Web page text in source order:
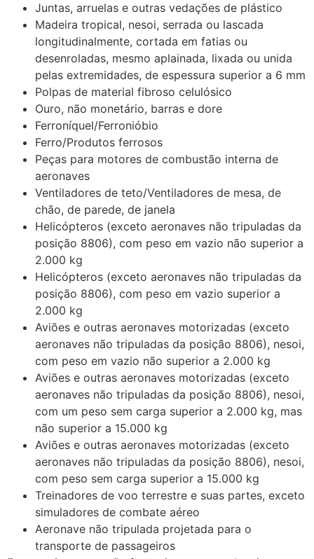
Juntas, arruelas e outras vedações de plástico
Madeira tropical, nesoi, serrada ou lascada
longitudinalmente, cortada em fatias ou
desenroladas, mesmo aplainada, lixada ou unida
pelas extremidades, de espessura superior a 6 mm
Polpas de material fibroso celulósico
Ouro, não monetário, barras e dore
Ferroníquel/Ferronióbio
Ferro/Produtos ferrosos
Peças para motores de combustão interna de
aeronaves
Ventiladores de teto/Ventiladores de mesa, de
chão, de parede, de janela
Helicópteros (exceto aeronaves não tripuladas da
posição 8806), com peso em vazio não superior a
2.000 kg
Helicópteros (exceto aeronaves não tripuladas da
posição 8806), com peso em vazio superior a
2.000 kg
Aviões e outras aeronaves motorizadas (exceto
aeronaves não tripuladas da posição 8806), nesoi,
com peso em vazio não superior a 2.000 kg
Aviões e outras aeronaves motorizadas (exceto
aeronaves não tripuladas da posição 8806), nesoi,
com um peso sem carga superior a 2.000 kg, mas
não superior a 15.000 kg
Aviões e outras aeronaves motorizadas (exceto
aeronaves não tripuladas da posição 8806), nesoi,
com peso sem carga superior a 15.000 kg
Treinadores de voo terrestre e suas partes, exceto
simuladores de combate aéreo
Aeronave não tripulada projetada para o
transporte de passageiros